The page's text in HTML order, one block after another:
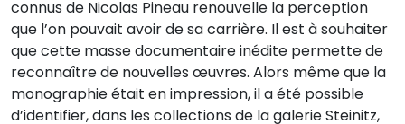
connus de Nicolas Pineau renouvelle la perception
que l’on pouvait avoir de sa carrière. Il est à souhaiter
que cette masse documentaire inédite permette de
reconnaître de nouvelles œuvres. Alors même que la
monographie était en impression, il a été possible
d’identifier, dans les collections de la galerie Steinitz,